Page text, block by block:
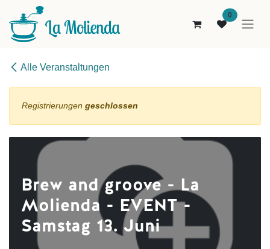
Zum Inhalt springen
0
Alle Veranstaltungen
Registrierungen geschlossen
Brew and groove - La
Molienda - EVENT -
Samstag 13. Juni